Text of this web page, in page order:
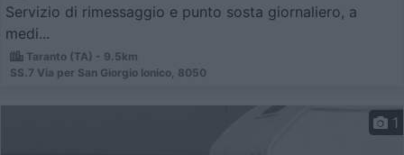
Servizio di rimessaggio e punto sosta giornaliero, a
medi...
Taranto (TA) - 9.5km
SS.7 Via per San Giorgio Ionico, 8050
1